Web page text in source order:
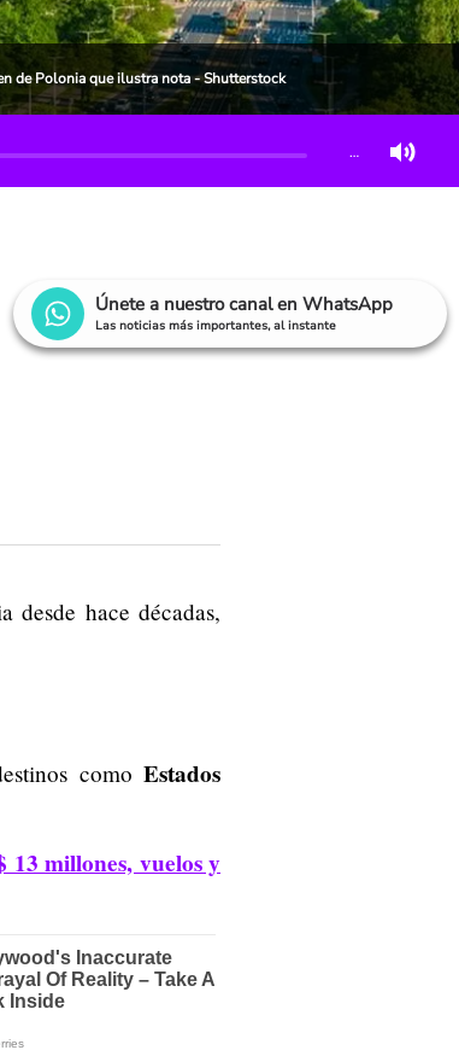
de Polonia que ilustra nota - Shutterstock
…
Únete a nuestro canal en WhatsApp
Las noticias más importantes, al instante
desde hace décadas,
como Estados
millones, vuelos y